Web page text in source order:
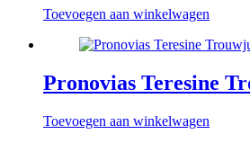
Toevoegen aan winkelwagen
Pronovias Teresine
Toevoegen aan winkelwagen